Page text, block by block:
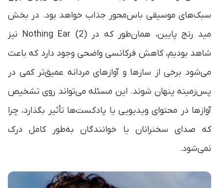
سبک‌های موسیقی باس‌محور جذاب خواهد بود. در بخش
مید رنج پایین، همان‌طور که در Nothing Ear (2) نیز
شاهد بودیم، کاهش فرکانسی واضحی وجود دارد که باعث
می‌شود برخی از سازها و آوازهای مردانه عمیق‌تر کمی در
پس‌زمینه پنهان شوند. این مسئله می‌تواند روی تشخیص
آوازها در محتوای ویدیویی یا پادکست‌ها تأثیر بگذارد، چرا
که صدای سخنرانان یا خوانندگان به‌طور کامل درک
نمی‌شود.